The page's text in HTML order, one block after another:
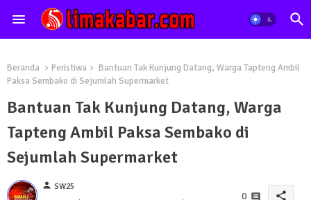
Beranda Peristiwa
Bantuan Tak Kunjung Datang, Warga Tapteng Ambil
Paksa Sembako di Sejumlah Supermarket
Bantuan Tak Kunjung Datang, Warga
Tapteng Ambil Paksa Sembako di
Sejumlah Supermarket
person SW25
0 share